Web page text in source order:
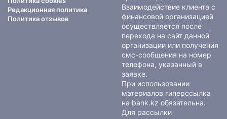
Редакционная политика
Политика отзывов
Взаимодействие клиента с
финансовой организацией
осуществляется после
перехода на сайт данной
организации или получения
смс-сообщения на номер
телефона, указанный в
заявке.
При использовании
материалов гиперссылка
на bank.kz обязательна.
Для рассылки